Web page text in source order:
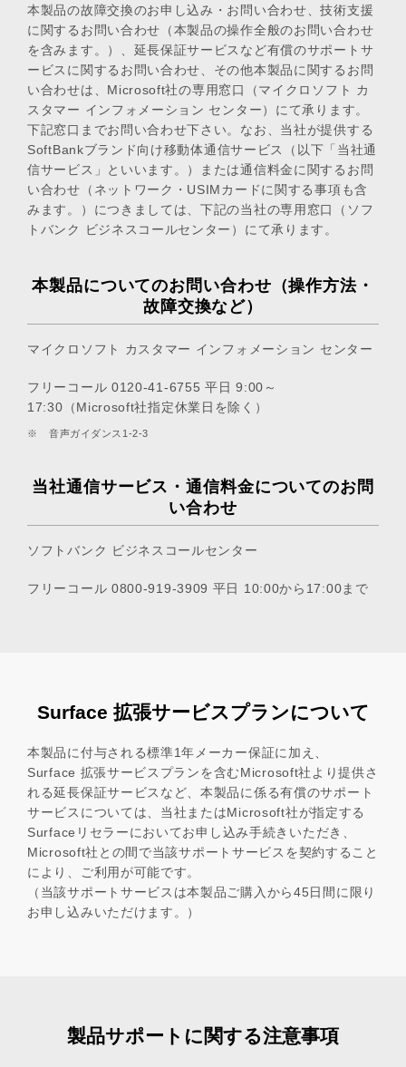
本製品の故障交換のお申し込み・お問い合わせ、技術支援
に関するお問い合わせ（本製品の操作全般のお問い合わせ
を含みます。）、延長保証サービスなど有償のサポートサ
ービスに関するお問い合わせ、その他本製品に関するお問
い合わせは、Microsoft社の専用窓口（マイクロソフト カ
スタマー インフォメーション センター）にて承ります。
下記窓口までお問い合わせ下さい。なお、当社が提供する
SoftBankブランド向け移動体通信サービス（以下「当社通
信サービス」といいます。）または通信料金に関するお問
い合わせ（ネットワーク・USIMカードに関する事項も含
みます。）につきましては、下記の当社の専用窓口（ソフ
トバンク ビジネスコールセンター）にて承ります。
本製品についてのお問い合わせ（操作方法・
故障交換など）
マイクロソフト カスタマー インフォメーション センター
フリーコール 0120-41-6755 平日 9:00～
17:30（Microsoft社指定休業日を除く）
※ 音声ガイダンス1-2-3
当社通信サービス・通信料金についてのお問
い合わせ
ソフトバンク ビジネスコールセンター
フリーコール 0800-919-3909 平日 10:00から17:00まで
Surface 拡張サービスプランについて
本製品に付与される標準1年メーカー保証に加え、
Surface 拡張サービスプランを含むMicrosoft社より提供さ
れる延長保証サービスなど、本製品に係る有償のサポート
サービスについては、当社またはMicrosoft社が指定する
Surfaceリセラーにおいてお申し込み手続きいただき、
Microsoft社との間で当該サポートサービスを契約すること
により、ご利用が可能です。
（当該サポートサービスは本製品ご購入から45日間に限り
お申し込みいただけます。）
製品サポートに関する注意事項